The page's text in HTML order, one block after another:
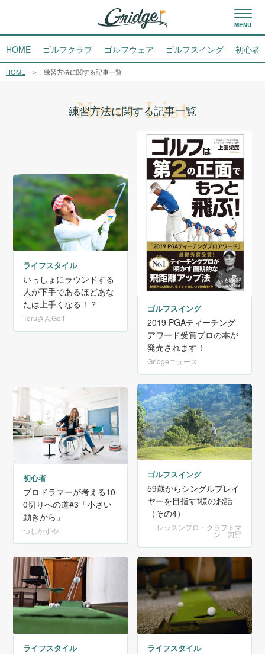
HOME ゴルフクラブ ゴルフウェア ゴルフスイング 初心者
HOME 練習方法に関する記事一覧
練習方法に関する記事一覧
News List
ライフスタイル
いっしょにラウンドする
人が下手であるほどあな
たは上手くなる！？
TeruさんGolf
ゴルフスイング
2019 PGAティーチング
アワード受賞プロの本が
発売されます！
Gridgeニュース
初心者
プロドラマーが考える10
0切りへの道#3「小さい
動きから」
つじかずや
ゴルフスイング
59歳からシングルプレイ
ヤーを目指すt様のお話
（その4）
レッスンプロ・クラフトマ
ン 河野
ライフスタイル ライフスタイル